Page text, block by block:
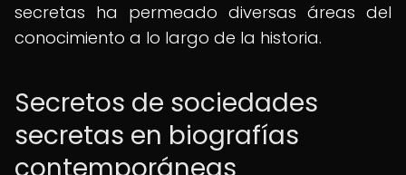
secretas ha permeado diversas áreas del
conocimiento a lo largo de la historia.
Secretos de sociedades
secretas en biografías